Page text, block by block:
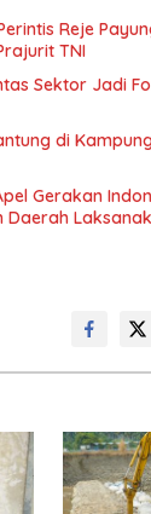
Reje
TNI
Sektor Jadi
di
Gerakan
Daerah